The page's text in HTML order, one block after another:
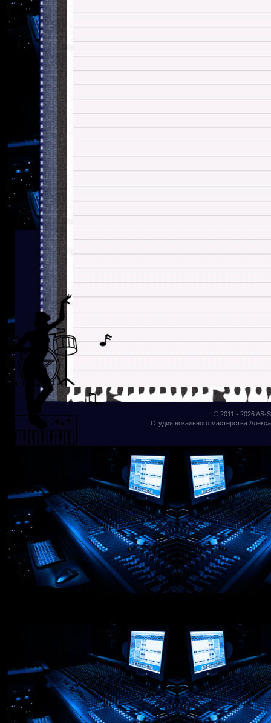
© 2011 - 2026AS-
Студия вокального мастерства